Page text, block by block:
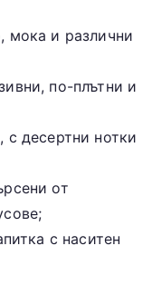
мока и различни
по-плътни и
десертни нотки
от
с наситен